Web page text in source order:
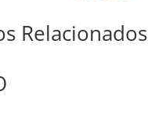
Relacionados